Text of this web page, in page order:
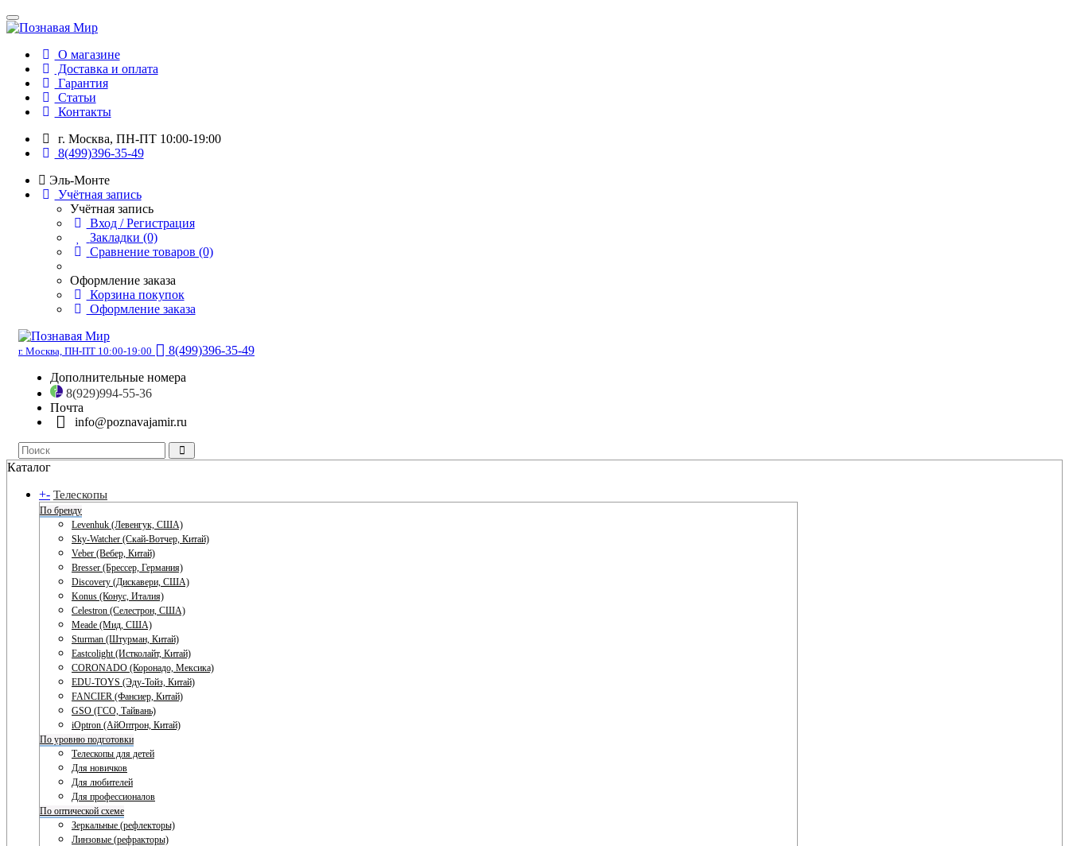
О магазине
Доставка и оплата
Гарантия
Статьи
Контакты
г. Москва, ПН-ПТ 10:00-19:00
8(499)396-35-49
Эль-Монте
Учётная запись
Учётная запись
Вход / Регистрация
Закладки (0)
Сравнение товаров (0)
Оформление заказа
Корзина покупок
Оформление заказа
г. Москва, ПН-ПТ 10:00-19:00
8(499)396-35-49
Дополнительные номера
8(929)994-55-36
Почта
info@poznavajamir.ru
Каталог
+- Телескопы
По бренду
Levenhuk (Левенгук, США)
Sky-Watcher (Скай-Вотчер, Китай)
Veber (Вебер, Китай)
Bresser (Брессер, Германия)
Discovery (Дискавери, США)
Konus (Конус, Италия)
Celestron (Селестрон, США)
Meade (Мид, США)
Sturman (Штурман, Китай)
Eastcolight (Истколайт, Китай)
CORONADO (Коронадо, Мексика)
EDU-TOYS (Эду-Тойз, Китай)
FANCIER (Фансиер, Китай)
GSO (ГСО, Тайвань)
iOptron (АйОптрон, Китай)
По уровню подготовки
Телескопы для детей
Для новичков
Для любителей
Для профессионалов
По оптической схеме
Зеркальные (рефлекторы)
Линзовые (рефракторы)